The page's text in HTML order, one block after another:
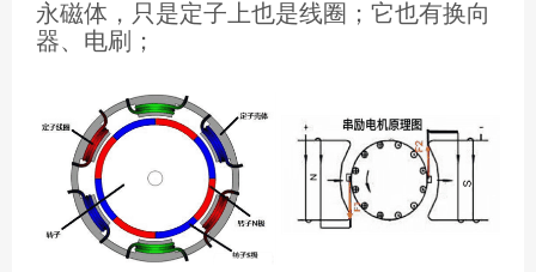
永磁体，只是定子上也是线圈；它也有换向
器、电刷；